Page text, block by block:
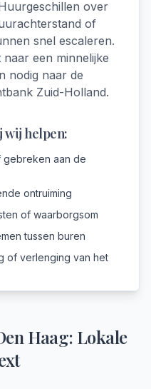
over
of
snel escaleren.
een minnelijke
nodig naar de
Zuid-Holland.
wij helpen:
gebreken aan de
ontruiming
of waarborgsom
tussen buren
of verlenging van het
Haag: Lokale